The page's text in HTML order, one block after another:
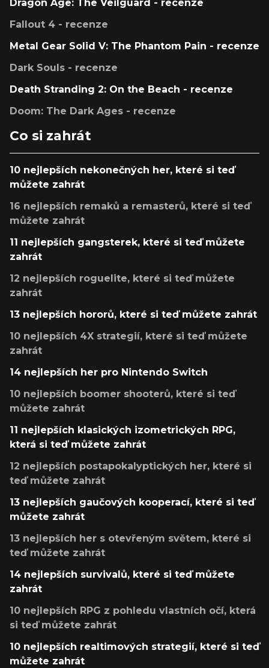
Dragon Age: The Veilguard - recenze
Fallout 4 - recenze
Metal Gear Solid V: The Phantom Pain - recenze
Dark Souls - recenze
Death Stranding 2: On the Beach - recenze
Doom: The Dark Ages - recenze
Co si zahrát
10 nejlepších nekonečných her, které si teď
můžete zahrát
16 nejlepších remaků a remasterů, které si teď
můžete zahrát
11 nejlepších gangsterek, které si teď můžete
zahrát
12 nejlepších roguelite, které si teď můžete
zahrát
13 nejlepších hororů, které si teď můžete zahrát
10 nejlepších 4X strategií, které si teď můžete
zahrát
14 nejlepších her pro Nintendo Switch
10 nejlepších boomer shooterů, které si teď
můžete zahrát
11 nejlepších klasických izometrických RPG,
která si teď můžete zahrát
12 nejlepších postapokalyptických her, které si
teď můžete zahrát
13 nejlepších gaučových kooperací, které si teď
můžete zahrát
13 nejlepších her s otevřeným světem, které si
teď můžete zahrát
14 nejlepších survivalů, které si teď můžete
zahrát
10 nejlepších RPG z pohledu vlastních očí, která
si teď můžete zahrát
10 nejlepších realtimových strategií, které si teď
můžete zahrát